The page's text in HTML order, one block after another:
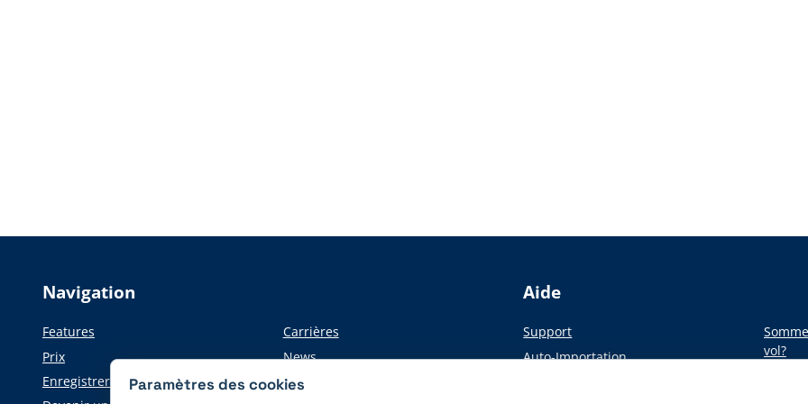
Navigation
Features
Prix
Enregistrer
Carrières
News
Informations pour la presse
Aide
Support
Auto-Importation
vol?
Paramètres des cookies